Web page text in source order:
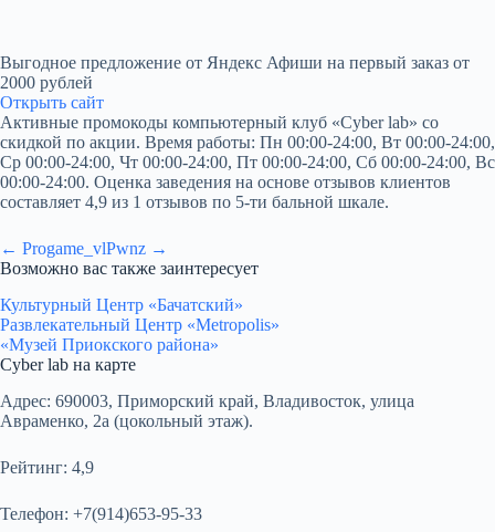
Выгодное предложение от Яндекс Афиши на первый заказ от
2000 рублей
Открыть сайт
Активные промокоды компьютерный клуб «Cyber lab» со
скидкой по акции. Время работы: Пн 00:00-24:00, Вт 00:00-24:00,
Ср 00:00-24:00, Чт 00:00-24:00, Пт 00:00-24:00, Сб 00:00-24:00, Вс
00:00-24:00. Оценка заведения на основе отзывов клиентов
составляет 4,9 из 1 отзывов по 5-ти бальной шкале.
← Progame_vlPwnz →
Возможно вас также заинтересует
Культурный Центр «Бачатский»
Развлекательный Центр «Metropolis»
«Музей Приокского района»
Cyber lab на карте
Адрес: 690003, Приморский край, Владивосток, улица
Авраменко, 2а (цокольный этаж).
Рейтинг: 4,9
Телефон: +7(914)653-95-33